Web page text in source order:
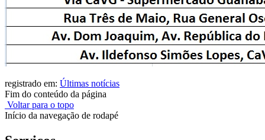
registrado em: Últimas notícias
Fim do conteúdo da página
Voltar para o topo
Início da navegação de rodapé